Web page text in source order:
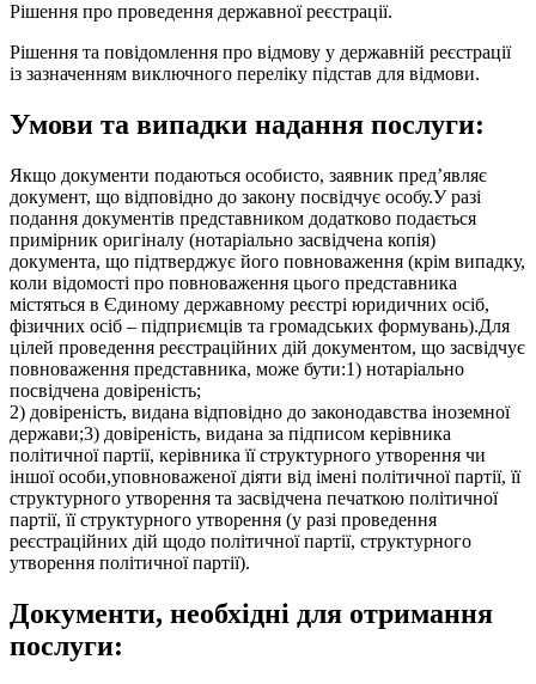
Рішення про проведення державної реєстрації.
Рішення та повідомлення про відмову у державній реєстрації
із зазначенням виключного переліку підстав для відмови.
Умови та випадки надання послуги:
Якщо документи подаються особисто, заявник пред’являє
документ, що відповідно до закону посвідчує особу.У разі
подання документів представником додатково подається
примірник оригіналу (нотаріально засвідчена копія)
документа, що підтверджує його повноваження (крім випадку,
коли відомості про повноваження цього представника
містяться в Єдиному державному реєстрі юридичних осіб,
фізичних осіб – підприємців та громадських формувань).Для
цілей проведення реєстраційних дій документом, що засвідчує
повноваження представника, може бути:1) нотаріально
посвідчена довіреність;
2) довіреність, видана відповідно до законодавства іноземної
держави;3) довіреність, видана за підписом керівника
політичної партії, керівника її структурного утворення чи
іншої особи,уповноваженої діяти від імені політичної партії, її
структурного утворення та засвідчена печаткою політичної
партії, її структурного утворення (у разі проведення
реєстраційних дій щодо політичної партії, структурного
утворення політичної партії).
Документи, необхідні для отримання
послуги: